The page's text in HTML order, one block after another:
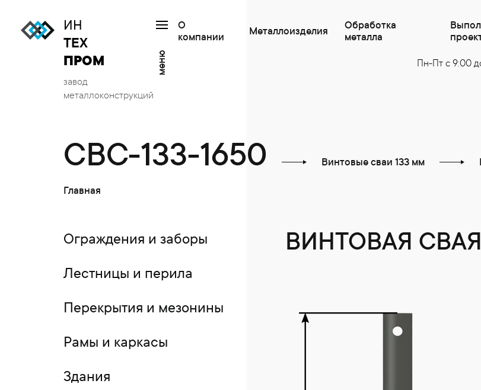
ИН
ТЕХ
ПРОМ
завод
металлоконструкций
меню
О
компании
Металлоизделия
Обработка
металла
Пн-Пт с 9:00
СВС-133-1650 Винтовые сваи 133 мм
Главная
Ограждения и заборы
Лестницы и перила
Перекрытия и мезонины
Рамы и каркасы
Здания
ВИНТОВАЯ СВАЯ